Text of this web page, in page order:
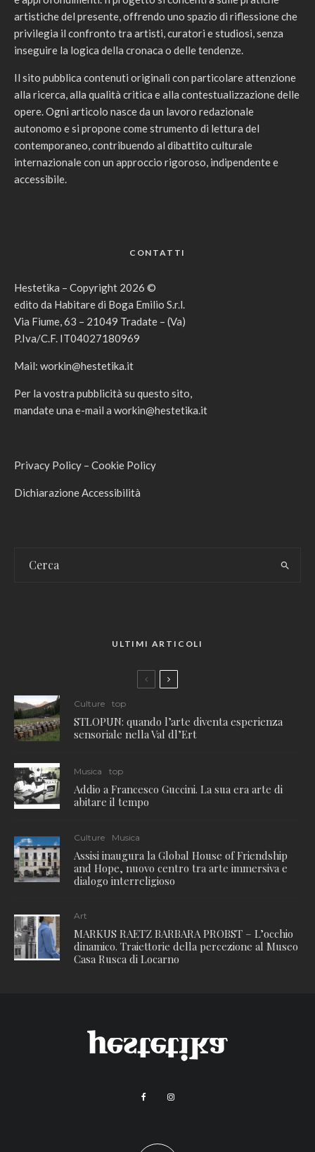
artistiche del presente, offrendo uno spazio di riflessione che
privilegia il confronto tra artisti, curatori e studiosi, senza
inseguire la logica della cronaca o delle tendenze.
Il sito pubblica contenuti originali con particolare attenzione
alla ricerca, alla qualità critica e alla contestualizzazione delle
opere. Ogni articolo nasce da un lavoro redazionale
autonomo e si propone come strumento di lettura del
contemporaneo, contribuendo al dibattito culturale
internazionale con un approccio rigoroso, indipendente e
accessibile.
CONTATTI
Hestetika – Copyright 2026 ©
edito da Habitare di Boga Emilio S.r.l.
Via Fiume, 63 – 21049 Tradate – (Va)
P.Iva/C.F. IT04027180969
Mail: workin@hestetika.it
Per la vostra pubblicità su questo sito,
mandate una e-mail a workin@hestetika.it
Privacy Policy – Cookie Policy
Dichiarazione Accessibilità
ULTIMI ARTICOLI
Culture top
STLOPUN: quando l’arte diventa esperienza
sensoriale nella Val dl’Ert
Musica top
Addio a Francesco Guccini. La sua era arte di
abitare il tempo
Culture Musica
Assisi inaugura la Global House of Friendship
and Hope, nuovo centro tra arte immersiva e
dialogo interreligioso
Art
MARKUS RAETZ BARBARA PROBST – L’occhio
dinamico. Traiettorie della percezione al Museo
Casa Rusca di Locarno